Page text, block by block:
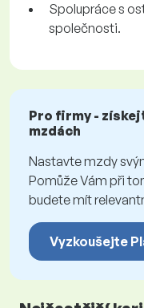
Spolupráce s
společnosti.
Pro firmy -
mzdách
Nastavte mzdy
Pomůže Vám při
budete mít
Vyzkoušejte